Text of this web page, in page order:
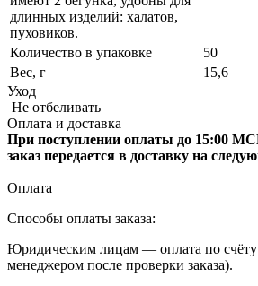
длинных изделий: халатов,
пуховиков.
Количество в упаковке
50
Вес, г
15,6
Уход
Не отбеливать
Оплата и доставка
При поступлении оплаты до 15:00
заказ передается в доставку на
Оплата
Способы оплаты заказа:
Юридическим лицам — оплата по счёту
менеджером после проверки заказа).